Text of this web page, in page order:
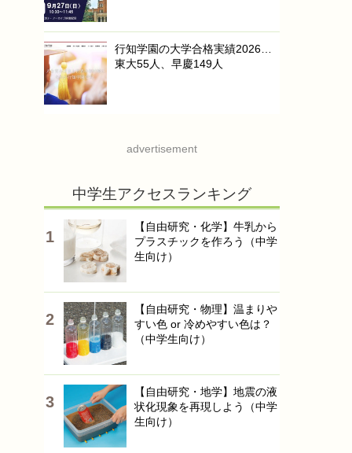
行知学園の大学合格実績2026…
東大55人、早慶149人
advertisement
中学生アクセスランキング
【自由研究・化学】牛乳から
プラスチックを作ろう（中学
生向け）
【自由研究・物理】温まりや
すい色 or 冷めやすい色は？
（中学生向け）
【自由研究・地学】地震の液
状化現象を再現しよう（中学
生向け）